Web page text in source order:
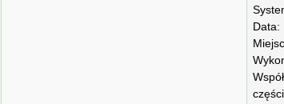
Data:
części